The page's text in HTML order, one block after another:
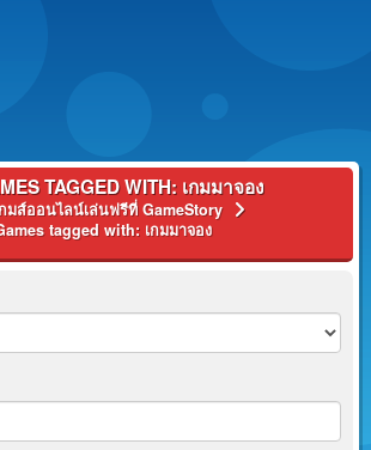
TAGGED WITH: เกมมาจอง
มส์ออนไลน์เล่นฟรีที่ GameStory
tagged with: เกมมาจอง